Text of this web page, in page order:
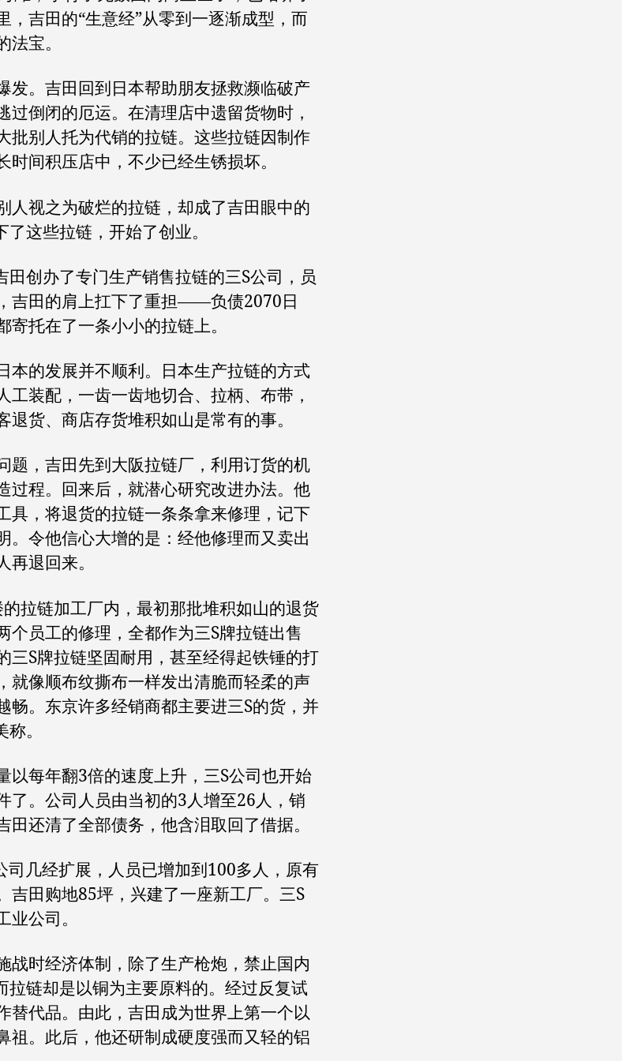
，吉田的“生意经”从零到一逐渐成型，而
宝。
。吉田回到日本帮助朋友拯救濒临破产
过倒闭的厄运。在清理店中遗留货物时，
批别人托为代销的拉链。这些拉链因制作
时间积压店中，不少已经生锈损坏。
视之为破烂的拉链，却成了吉田眼中的
了这些拉链，开始了创业。
创办了专门生产销售拉链的三S公司，员
吉田的肩上扛下了重担——负债2070日
寄托在了一条小小的拉链上。
的发展并不顺利。日本生产拉链的方式
工装配，一齿一齿地切合、拉柄、布带，
退货、商店存货堆积如山是常有的事。
，吉田先到大阪拉链厂，利用订货的机
过程。回来后，就潜心研究改进办法。他
具，将退货的拉链一条条拿来修理，记下
。令他信心大增的是：经他修理而又卖出
退回来。
链加工厂内，最初那批堆积如山的退货
个员工的修理，全都作为三S牌拉链出售
三S牌拉链坚固耐用，甚至经得起铁锤的打
就像顺布纹撕布一样发出清脆而轻柔的声
畅。东京许多经销商都主要进三S的货，并
。
每年翻3倍的速度上升，三S公司也开始
了。公司人员由当初的3人增至26人，销
田还清了全部债务，他含泪取回了借据。
几经扩展，人员已增加到100多人，原有
吉田购地85坪，兴建了一座新工厂。三S
公司。
时经济体制，除了生产枪炮，禁止国内
拉链却是以铜为主要原料的。经过反复试
替代品。由此，吉田成为世界上第一个以
祖。此后，他还研制成硬度强而又轻的铝